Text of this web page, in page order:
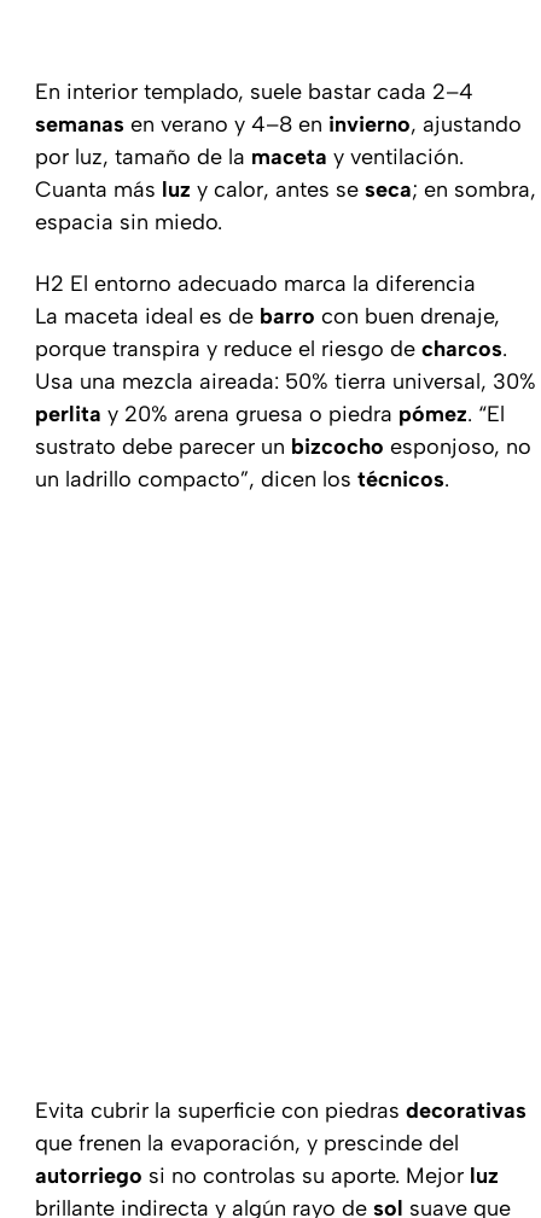
En interior templado, suele bastar cada 2–4
semanas en verano y 4–8 en invierno, ajustando
por luz, tamaño de la maceta y ventilación.
Cuanta más luz y calor, antes se seca; en sombra,
espacia sin miedo.
H2 El entorno adecuado marca la diferencia
La maceta ideal es de barro con buen drenaje,
porque transpira y reduce el riesgo de charcos.
Usa una mezcla aireada: 50% tierra universal, 30%
perlita y 20% arena gruesa o piedra pómez. “El
sustrato debe parecer un bizcocho esponjoso, no
un ladrillo compacto”, dicen los técnicos.
Evita cubrir la superficie con piedras decorativas
que frenen la evaporación, y prescinde del
autorriego si no controlas su aporte. Mejor luz
brillante indirecta y algún rayo de sol suave que